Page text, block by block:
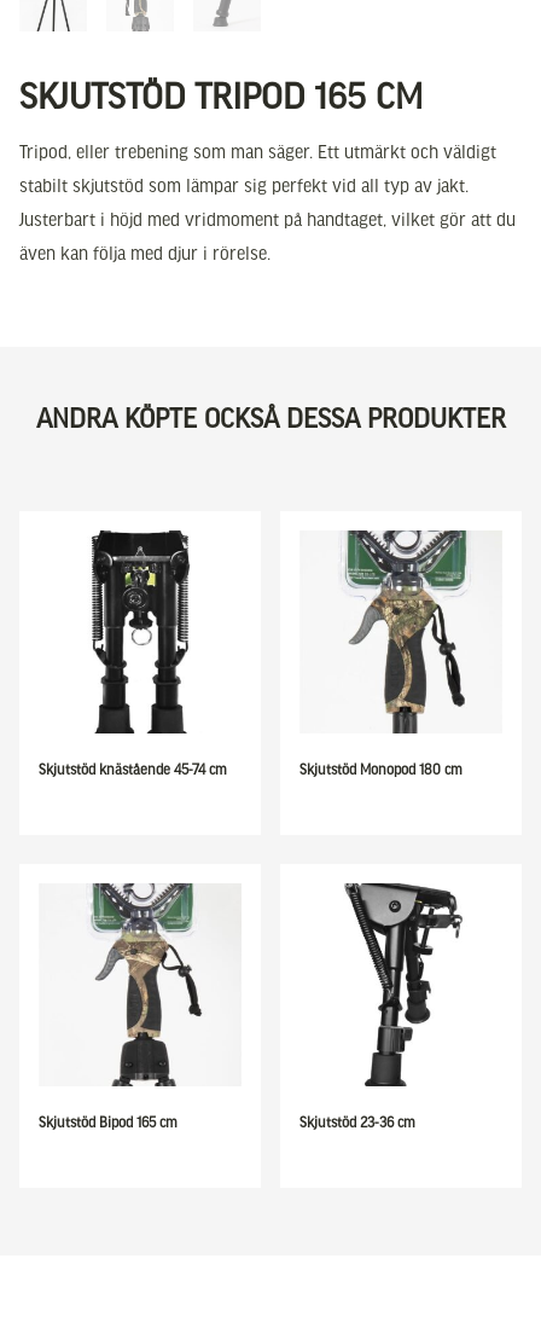
SKJUTSTÖD TRIPOD 165 CM
Tripod, eller trebening som man säger. Ett utmärkt och väldigt
stabilt skjutstöd som lämpar sig perfekt vid all typ av jakt.
Justerbart i höjd med vridmoment på handtaget, vilket gör att du
även kan följa med djur i rörelse.
ANDRA KÖPTE OCKSÅ DESSA PRODUKTER
Skjutstöd knästående 45-74 cm Skjutstöd Monopod 180 cm
Skjutstöd Bipod 165 cm Skjutstöd 23-36 cm